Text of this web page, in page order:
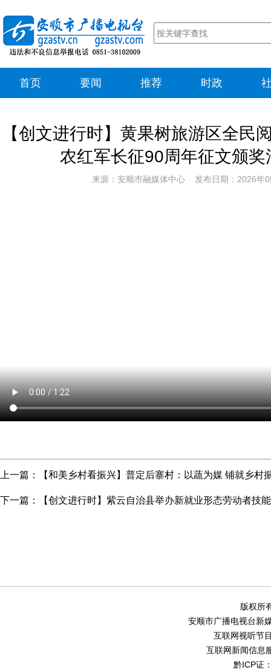
首页 要闻 推荐 时政
【创文进行时】黄果树旅游区全民
农红军长征90周年征文颁奖
来源：安顺市融媒体中心 发布日期：2026年
上一篇： 【和美乡村看振兴】普定后寨村：以蔬为媒 铺就乡村
下一篇： 【创文进行时】紫云自治县举办新就业形态劳动者技
版权所
安顺市广播电视台新
互联网视听节
互联网新闻信息
黔ICP证